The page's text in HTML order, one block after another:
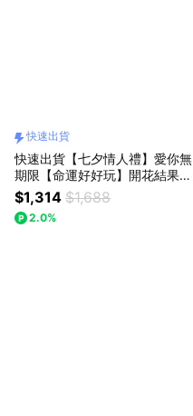
快速出貨
快速出貨【七夕情人禮】愛你無
期限【命運好好玩】開花結果粉
晶擺件+金運無限紅晶線手鍊
$1,314 $1,688
2.0%